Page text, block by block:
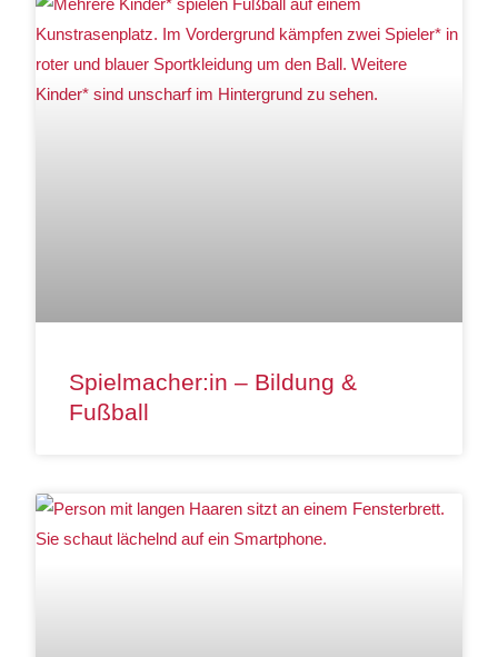
Spielmacher:in – Bildung &
Fußball